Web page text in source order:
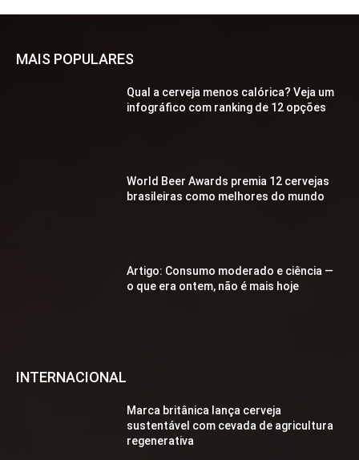
MAIS POPULARES
Qual a cerveja menos calórica? Veja um
infográfico com ranking de 12 opções
World Beer Awards premia 12 cervejas
brasileiras como melhores do mundo
Artigo: Consumo moderado e ciência —
o que era ontem, não é mais hoje
INTERNACIONAL
Marca britânica lança cerveja
sustentável com cevada de agricultura
regenerativa